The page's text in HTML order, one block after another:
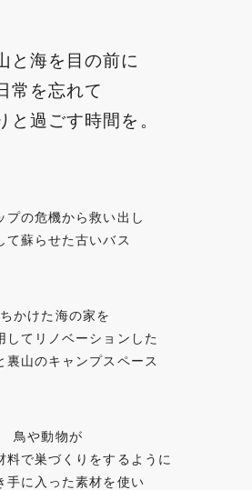
と海を目の前に
常を忘れて
と過ごす時間を。
プの危機から救い出し
て蘇らせた古いバス
かけた海の家を
してリノベーションした
裏山のキャンプスペース
鳥や動物が
料で巣づくりをするように
手に入った素材を使い